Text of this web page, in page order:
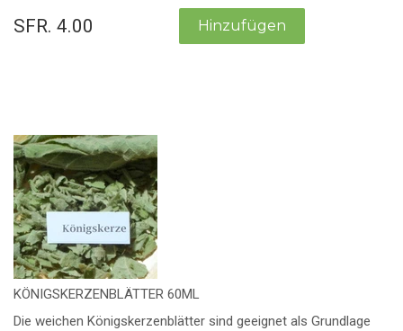
SFR. 4.00
KÖNIGSKERZENBLÄTTER 60ML
Die weichen Königskerzenblätter sind geeignet als Grundlage